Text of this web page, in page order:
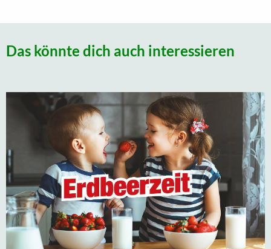
Das könnte dich auch interessieren